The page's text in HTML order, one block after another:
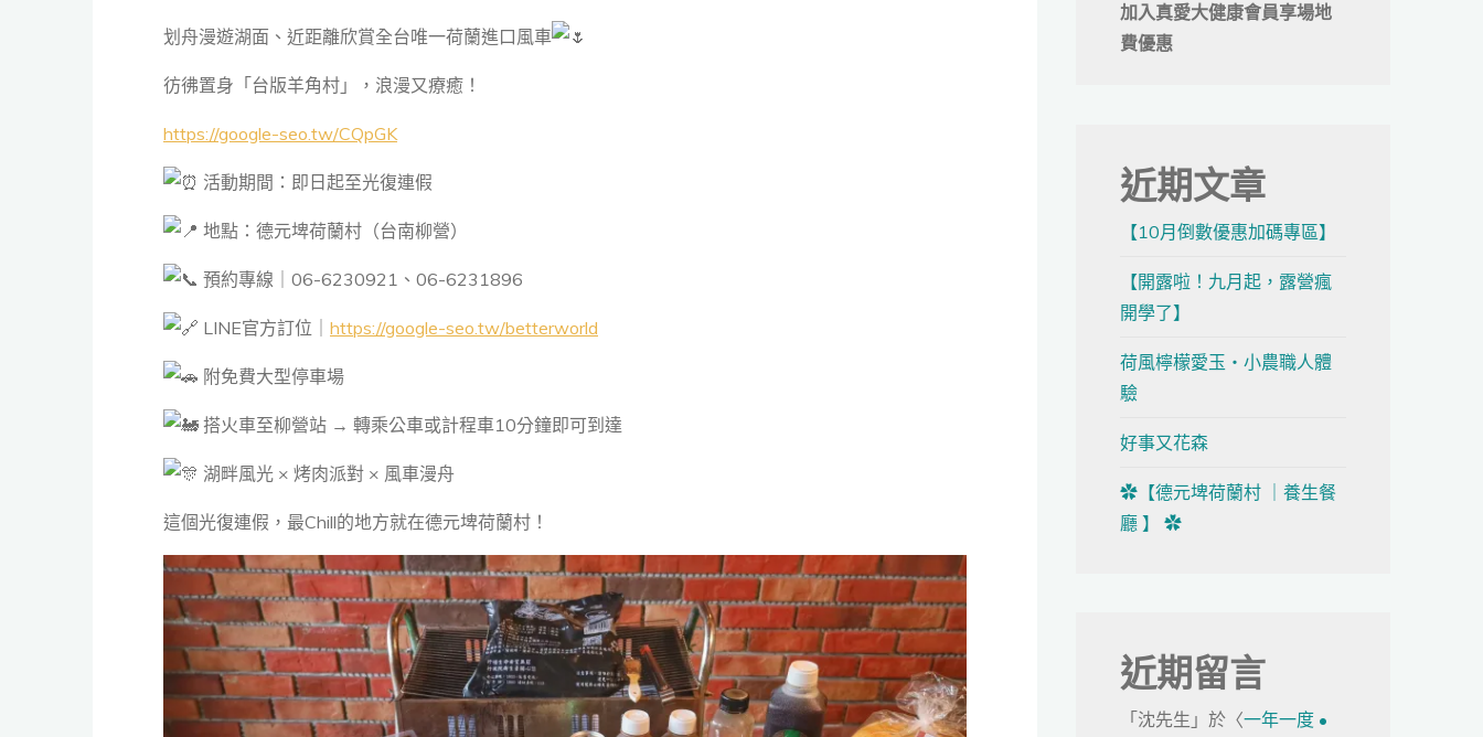
划舟漫遊湖面、近距離欣賞全台唯一荷蘭進口風車
彷彿置身「台版羊角村」，浪漫又療癒！
https://google-seo.tw/CQpGK
活動期間：即日起至光復連假
地點：德元埤荷蘭村（台南柳營）
預約專線｜06-6230921、06-6231896
LINE官方訂位｜ https://google-seo.tw/betterworld
附免費大型停車場
搭火車至柳營站 → 轉乘公車或計程車10分鐘即可到達
湖畔風光 × 烤肉派對 × 風車漫舟
這個光復連假，最Chill的地方就在德元埤荷蘭村！
加入真愛大健康會員享場地
費優惠
近期文章
【10月倒數優惠加碼專區】
【開露啦！九月起，露營瘋
開學了】
荷風檸檬愛玉・小農職人體
驗
好事又花森
✿【德元埤荷蘭村 ｜養生餐
廳 】 ✿
近期留言
「沈先生 」於〈一年一度 •